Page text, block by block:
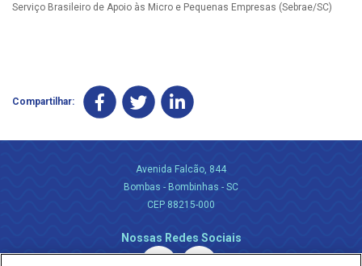
Serviço Brasileiro de Apoio às Micro e Pequenas Empresas (Sebrae/SC)
Compartilhar:
Avenida Falcão, 844
Bombas - Bombinhas - SC
CEP 88215-000
Nossas Redes Sociais